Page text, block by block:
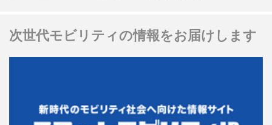
次世代モビリティの情報をお届けします